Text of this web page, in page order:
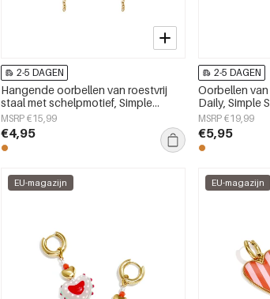
2-5 DAGEN
Hangende oorbellen van roestvrij
staal met schelpmotief, Simple
Simple serie, dames sieraden
MSRP €15,99
€4,95
2-5 DAGEN
Oorbellen
Daily, Simple
MSRP €19,99
€5,95
EU-magazijn EU-magazijn